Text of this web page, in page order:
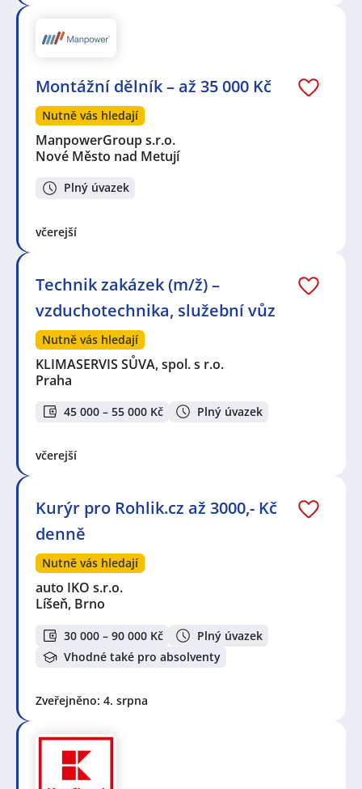
Montážní dělník – až 35 000 Kč
Nutně vás hledají
ManpowerGroup s.r.o.
Nové Město nad Metují
Plný úvazek
včerejší
Technik zakázek (m/ž) –
vzduchotechnika, služební vůz
Nutně vás hledají
KLIMASERVIS SŮVA, spol. s r.o.
Praha
45 000 – 55 000 Kč Plný úvazek
včerejší
Kurýr pro Rohlik.cz až 3000,- Kč
denně
Nutně vás hledají
auto IKO s.r.o.
Líšeň, Brno
30 000 – 90 000 Kč
Plný úvazek
Vhodné také pro absolventy
Zveřejněno: 4. srpna